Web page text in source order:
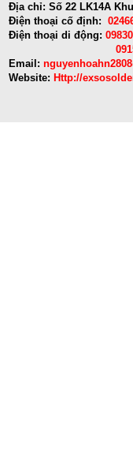
Địa chỉ: Số 22 LK14A
Điện thoại cố định:
Điện thoại di động:
Email:
Website: Http://